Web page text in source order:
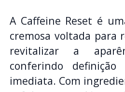
A Caffeine Reset é
cremosa voltada para
revitalizar a
conferindo definição
imediata. Com